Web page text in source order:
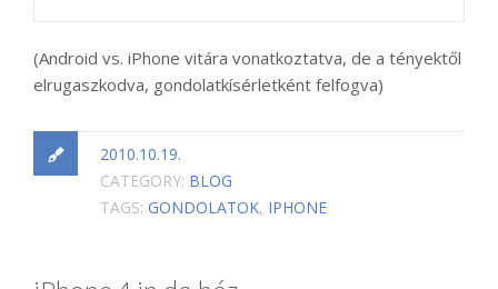
(Android vs. iPhone vitára vonatkoztatva, de a tényektől
elrugaszkodva, gondolatkísérletként felfogva)
2010.10.19.
CATEGORY: BLOG
TAGS: GONDOLATOK, IPHONE